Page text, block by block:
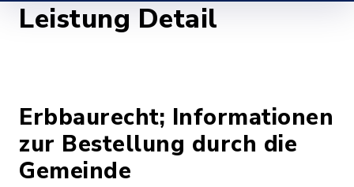
Leistung Detail
Erbbaurecht; Informationen
zur Bestellung durch die
Gemeinde